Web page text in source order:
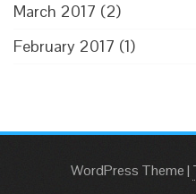
March 2017 (2)
February 2017 (1)
WordPress Theme|